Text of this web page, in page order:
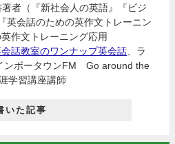
者（『新社会人の英語』『ビジ
英会話のための英作文トレーニン
作文トレーニング応用
話教室のワンナップ英会話 、ラ
ンボータウンFM Go around the
学習講座講師
いた記事